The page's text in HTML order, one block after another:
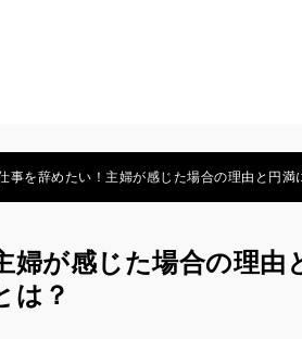
事を辞めたい！主婦が感じた場合の理由と円満
婦が感じた場合の理由
は？